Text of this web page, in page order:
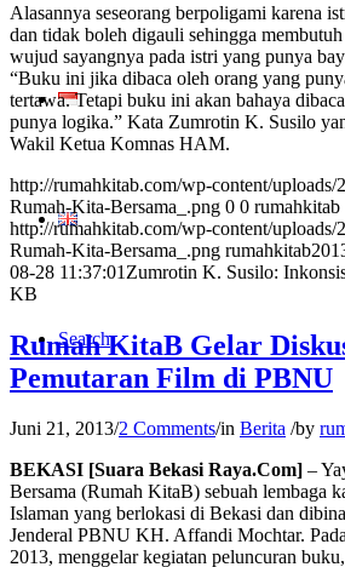
Search
Alasannya seseorang berpoligami karena
dan tidak boleh digauli sehingga
wujud sayangnya pada istri yang punya
“Buku ini jika dibaca oleh orang yang
tertawa. Tetapi buku ini akan bahaya
punya logika.” Kata Zumrotin K. Susilo
Wakil Ketua Komnas HAM.
http://rumahkitab.com/wp-content/uploads/
Rumah-Kita-Bersama_.png 0 0 rumahkitab
http://rumahkitab.com/wp-content/uploads/
Rumah-Kita-Bersama_.png rumahkitab
08-28 11:37:01 Zumrotin K. Susilo:
KB
Rumah KitaB Gelar
Pemutaran Film di PBNU
Juni 21, 2013/2 Comments/in Berita /by
BEKASI [Suara Bekasi Raya.Com] –
Bersama (Rumah KitaB) sebuah lembaga
Islaman yang berlokasi di Bekasi dan
Jenderal PBNU KH. Affandi Mochtar.
2013, menggelar kegiatan peluncuran